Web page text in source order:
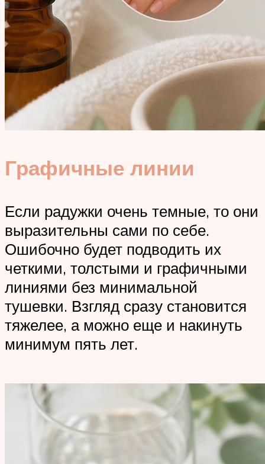
Графичные линии
Если радужки очень темные, то они
выразительны сами по себе.
Ошибочно будет подводить их
четкими, толстыми и графичными
линиями без минимальной
тушевки. Взгляд сразу становится
тяжелее, а можно еще и накинуть
минимум пять лет.